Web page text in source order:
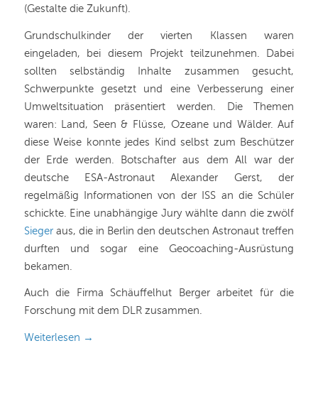
(Gestalte die Zukunft).
Grundschulkinder der vierten Klassen waren
eingeladen, bei diesem Projekt teilzunehmen. Dabei
sollten selbständig Inhalte zusammen gesucht,
Schwerpunkte gesetzt und eine Verbesserung einer
Umweltsituation präsentiert werden. Die Themen
waren: Land, Seen & Flüsse, Ozeane und Wälder. Auf
diese Weise konnte jedes Kind selbst zum Beschützer
der Erde werden. Botschafter aus dem All war der
deutsche ESA-Astronaut Alexander Gerst, der
regelmäßig Informationen von der ISS an die Schüler
schickte. Eine unabhängige Jury wählte dann die zwölf
Siegeraus, die in Berlin den deutschen Astronaut treffen
durften und sogar eine Geocoaching-Ausrüstung
bekamen.
Auch die Firma Schäuffelhut Berger arbeitet für die
Forschung mit dem DLR zusammen.
Weiterlesen →